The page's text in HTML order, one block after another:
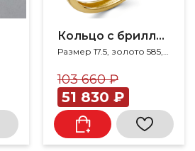
Кольцо с бриллиантом
Размер 17.5, золото 585, бриллиант
103 660 ₽
51 830 ₽